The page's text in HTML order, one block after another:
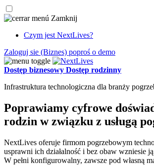
Zamknij
Czym jest NextLives?
Zaloguj sie (Biznes) poproś o demo
Dostęp biznesowy Dostęp rodzinny
Infrastruktura technologiczna dla branży
Poprawiamy cyfrowe
rodzin w związku z usługą
NextLives oferuje firmom pogrzebowym
usprawni ich działalność i bez obaw wzniesie
W pełni konfigurowalny, zawsze pod własną